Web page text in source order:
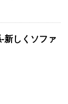
新しくソファ